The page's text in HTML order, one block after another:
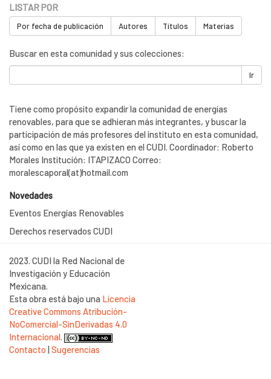
LISTAR POR
Por fecha de publicación Autores Títulos Materias
Buscar en esta comunidad y sus colecciones:
Ir
Tiene como propósito expandir la comunidad de energías
renovables, para que se adhieran más integrantes, y buscar la
participación de más profesores del instituto en esta comunidad,
así como en las que ya existen en el CUDI. Coordinador: Roberto
Morales Institución: ITAPIZACO Correo:
moralescaporal(at)hotmail.com
Novedades
Eventos Energías Renovables
Derechos reservados CUDI
2023. CUDI la Red Nacional de
Investigación y Educación
Mexicana.
Esta obra está bajo una Licencia
Creative Commons Atribución-
NoComercial-SinDerivadas 4.0
Internacional.
Contacto |Sugerencias